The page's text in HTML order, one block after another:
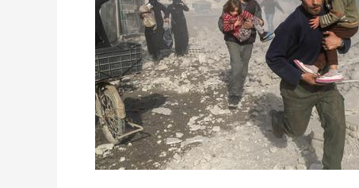
Watch
Desak
PBB
Tempatkan
Pemantau
di
Ghouta
Timur